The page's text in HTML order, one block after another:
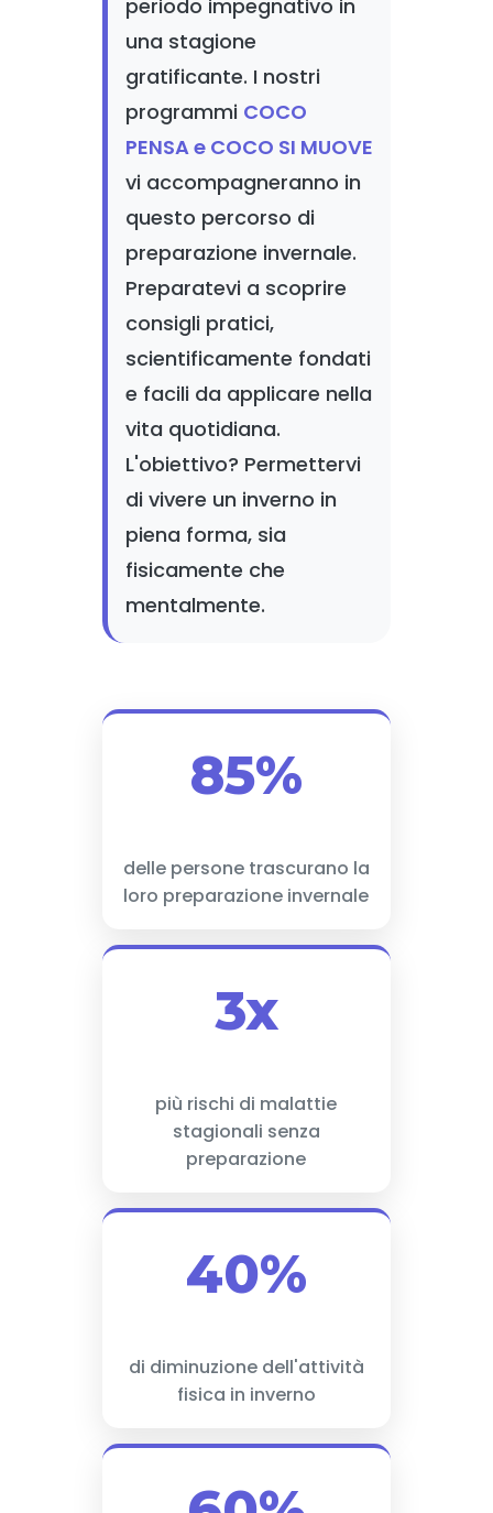
periodo impegnativo in
una stagione
gratificante. I nostri
programmi COCO
PENSA e COCO SI MUOVE
vi accompagneranno in
questo percorso di
preparazione invernale.
Preparatevi a scoprire
consigli pratici,
scientificamente fondati
e facili da applicare nella
vita quotidiana.
L'obiettivo? Permettervi
di vivere un inverno in
piena forma, sia
fisicamente che
mentalmente.
85%
delle persone trascurano la
loro preparazione invernale
3x
più rischi di malattie
stagionali senza
preparazione
40%
di diminuzione dell'attività
fisica in inverno